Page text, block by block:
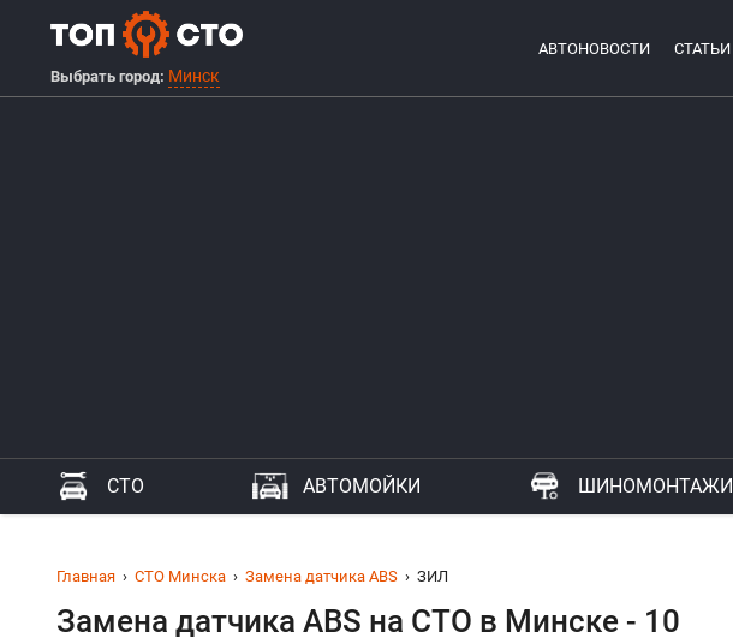
Выбрать город: Минск
АВТОНОВОСТИ СТАТЬИ
СТО АВТОМОЙКИ ШИНОМОНТАЖИ
Главная СТО Минска Замена датчика ABS ЗИЛ
Замена датчика ABS на СТО в Минске - 10